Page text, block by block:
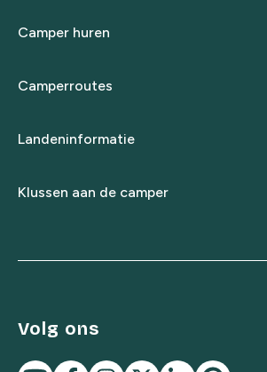
Camper huren
Camperroutes
Landeninformatie
Klussen aan de camper
Volg ons